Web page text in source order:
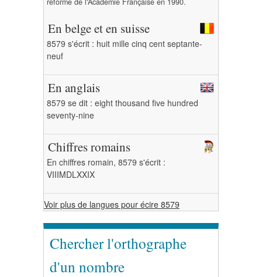
En belge et en suisse
8579 s'écrit : huit mille cinq cent septante-
neuf
En anglais
8579 se dit : eight thousand five hundred
seventy-nine
Chiffres romains
En chiffres romain, 8579 s'écrit :
VIIIMDLXXIX
Voir plus de langues pour écire 8579
Chercher l'orthographe
d'un nombre